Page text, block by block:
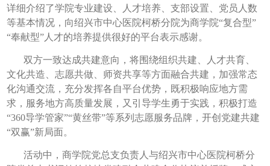
详细介绍了学院专业建设、人才培养、支部设置、党员人数
等基本情况，向绍兴市中心医院柯桥分院为商学院“复合型”
“奉献型”人才的培养提供很好的平台表示感谢。
双方一致达成共建意向，将围绕组织共建、人才共育、
文化共造、志愿共做、师资共享等方面融合共建，加强常态
化沟通交流，充分发挥各自平台优势，既积极响应地方需
求，服务地方高质量发展，又引导学生勇于实践，积极打造
“360导学管家”“黄丝带”等系列志愿服务品牌，开创党建共建
“双赢”新局面。
活动中，商学院党总支负责人与绍兴市中心医院柯桥分